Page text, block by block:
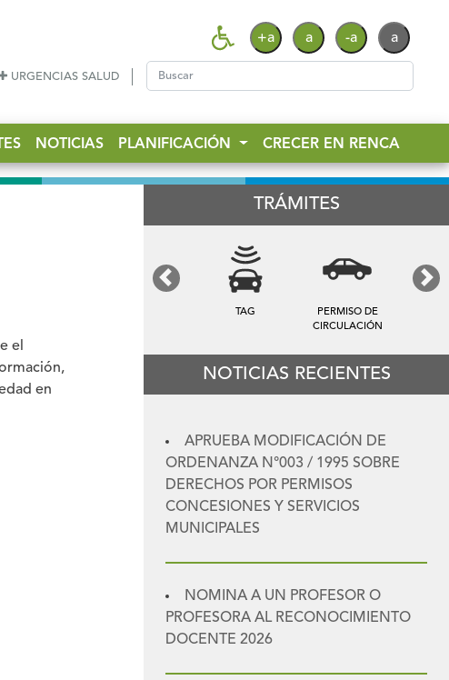
+a a -a a
URGENCIAS SALUD
NOTICIAS PLANIFICACIÓN CRECER EN RENCA
el
en
TRÁMITES
PATENTES
Previous Next
NOTICIAS RECIENTES
APRUEBA MODIFICACIÓN DE
ORDENANZA N°003 / 1995 SOBRE
DERECHOS POR PERMISOS
CONCESIONES Y SERVICIOS
MUNICIPALES
NOMINA A UN PROFESOR O
PROFESORA AL RECONOCIMIENTO
DOCENTE 2026